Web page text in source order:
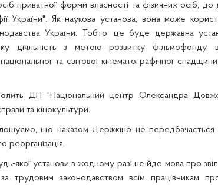
приватної форми власності та фізичних осіб,
України". Як наукова установа, вона може
України. Тобто, це буде державна
діяльність з метою розвитку фільмофонду,
та світової кінематографічної
ДП "Національний центр Олександра
та кінокультури.
що наказом Держкіно не передбачається
якої установи в жодному разі не йде мова про
трудовим законодавством всім працівникам